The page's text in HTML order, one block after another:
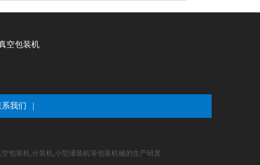
空包装机
系我们
包装机,分装机,小型灌装机等包装机械的生产研发